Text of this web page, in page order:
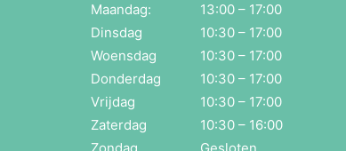
Maandag:
13:00 – 17:00
Dinsdag
10:30 – 17:00
Woensdag
10:30 – 17:00
Donderdag
10:30 – 17:00
Vrijdag
10:30 – 17:00
Zaterdag
10:30 – 16:00